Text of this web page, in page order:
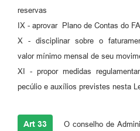
reservas
IX - aprovar Plano de Contas do
X - disciplinar sobre o
valor mínimo mensal de seu
XI - propor medidas
pecúlio e auxílios previstes nesta
Art 33 O conselho de